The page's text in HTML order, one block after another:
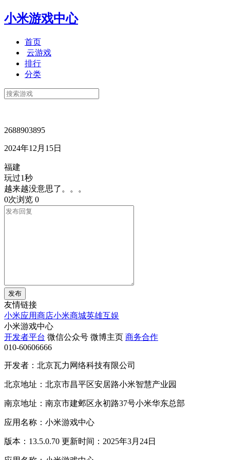
小米游戏中心
首页
云游戏
排行
分类
2688903895
2024年12月15日
福建
玩过1秒
越来越没意思了。。。
0次浏览 0
发布
友情链接
小米应用商店小米商城英雄互娱
小米游戏中心
开发者平台 微信公众号 微博主页 商务合作
010-60606666
开发者：北京瓦力网络科技有限公司
北京地址：北京市昌平区安居路小米智慧产业园
南京地址：南京市建邺区永初路37号小米华东总部
应用名称：小米游戏中心
版本：13.5.0.70 更新时间：2025年3月24日